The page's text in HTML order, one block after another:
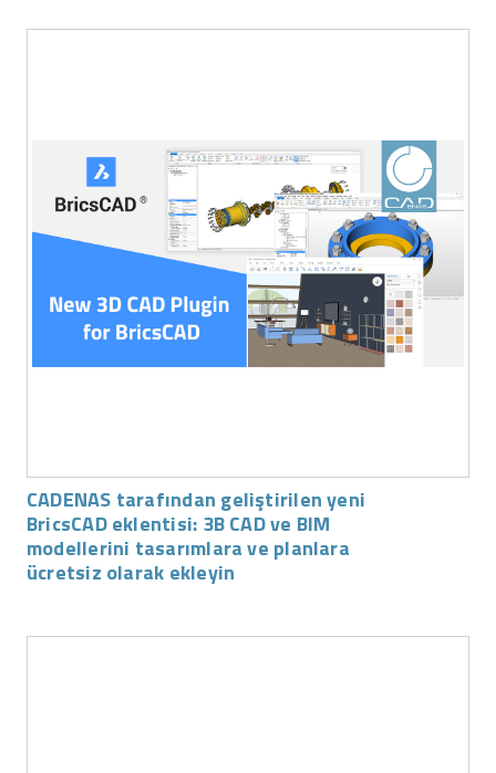
CADENAS tarafından geliştirilen yeni
BricsCAD eklentisi: 3B CAD ve BIM
modellerini tasarımlara ve planlara
ücretsiz olarak ekleyin